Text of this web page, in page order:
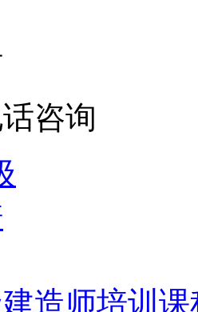
咨询
造师培训课